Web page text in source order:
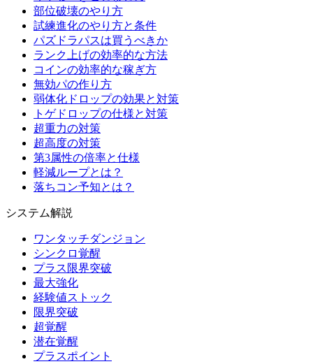
部位破壊のやり方
試練進化のやり方と条件
パズドラパスは買うべきか
ランク上げの効率的な方法
コインの効率的な稼ぎ方
無効パの作り方
弱体化ドロップの効果と対策
トゲドロップの仕様と対策
超重力の対策
超高度の対策
第3属性の倍率と仕様
軽減ループとは？
落ちコン予知とは？
システム解説
ワンタッチダンジョン
シンクロ覚醒
プラス限界突破
最大強化
経験値ストック
限界突破
超覚醒
潜在覚醒
プラスポイント